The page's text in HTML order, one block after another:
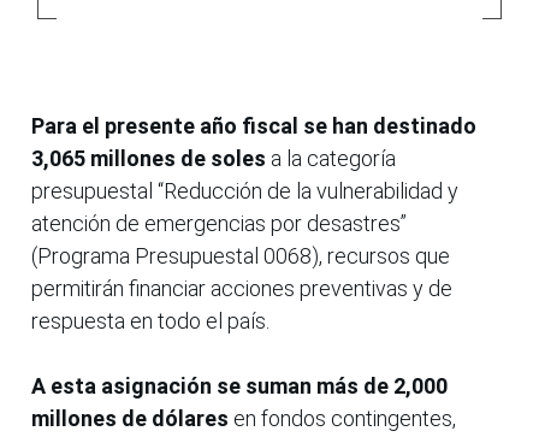
Para el presente año fiscal se han destinado
3,065 millones de soles a la categoría
presupuestal “Reducción de la vulnerabilidad y
atención de emergencias por desastres”
(Programa Presupuestal 0068), recursos que
permitirán financiar acciones preventivas y de
respuesta en todo el país.
A esta asignación se suman más de 2,000
millones de dólares en fondos contingentes,